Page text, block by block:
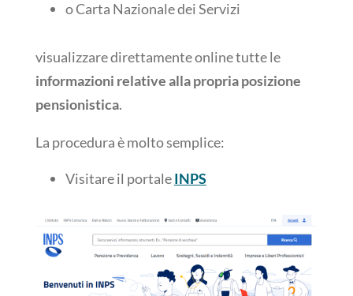
o Carta Nazionale dei Servizi
visualizzare direttamente online tutte le
informazioni relative alla propria posizione
pensionistica.
La procedura è molto semplice:
Visitare il portaleINPS